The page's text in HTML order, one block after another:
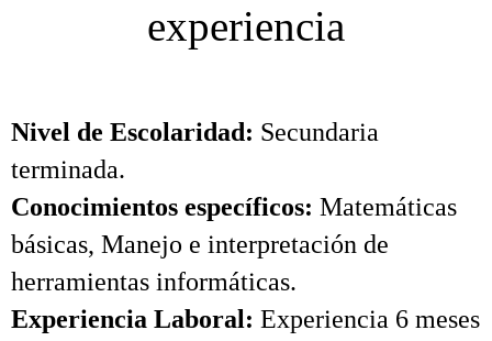
experiencia
Nivel de Escolaridad: Secundaria
terminada.
Conocimientos específicos: Matemáticas
básicas, Manejo e interpretación de
herramientas informáticas.
Experiencia Laboral: Experiencia 6 meses